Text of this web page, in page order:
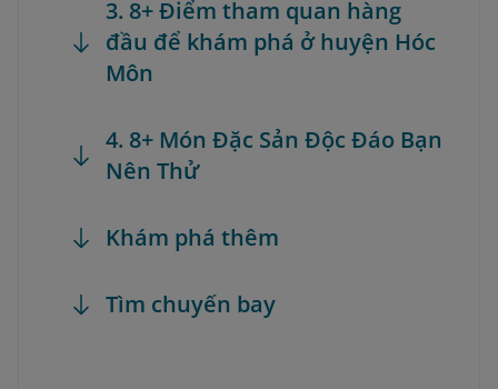
3. 8+ Điểm tham quan hàng
đầu để khám phá ở huyện Hóc
Môn
4. 8+ Món Đặc Sản Độc Đáo Bạn
Nên Thử
Khám phá thêm
Tìm chuyến bay